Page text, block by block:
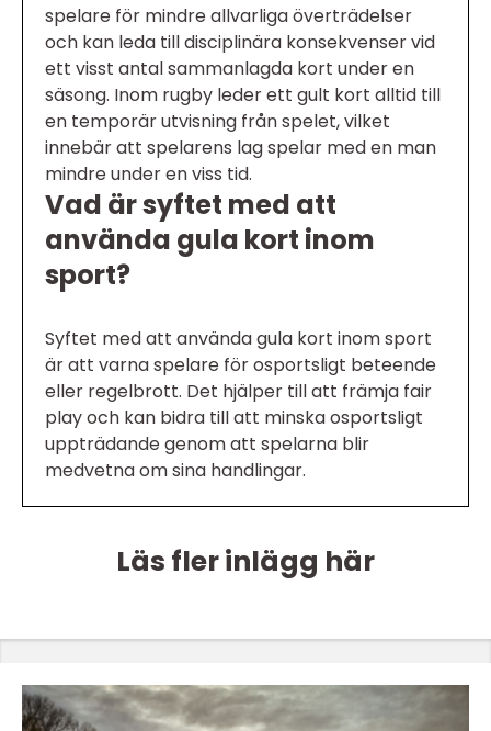
spelare för mindre allvarliga överträdelser
och kan leda till disciplinära konsekvenser vid
ett visst antal sammanlagda kort under en
säsong. Inom rugby leder ett gult kort alltid till
en temporär utvisning från spelet, vilket
innebär att spelarens lag spelar med en man
mindre under en viss tid.
Vad är syftet med att
använda gula kort inom
sport?
Syftet med att använda gula kort inom sport
är att varna spelare för osportsligt beteende
eller regelbrott. Det hjälper till att främja fair
play och kan bidra till att minska osportsligt
uppträdande genom att spelarna blir
medvetna om sina handlingar.
Läs fler inlägg här